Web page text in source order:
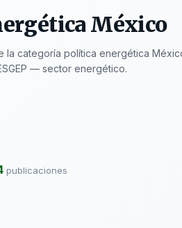
México
la categoría política energética
— sector energético.
publicaciones